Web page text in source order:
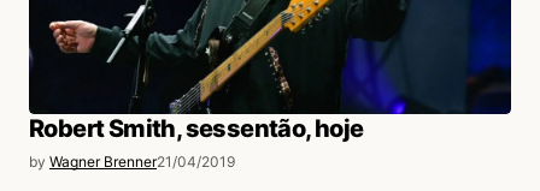
Robert Smith, sessentão, hoje
by Wagner Brenner21/04/2019